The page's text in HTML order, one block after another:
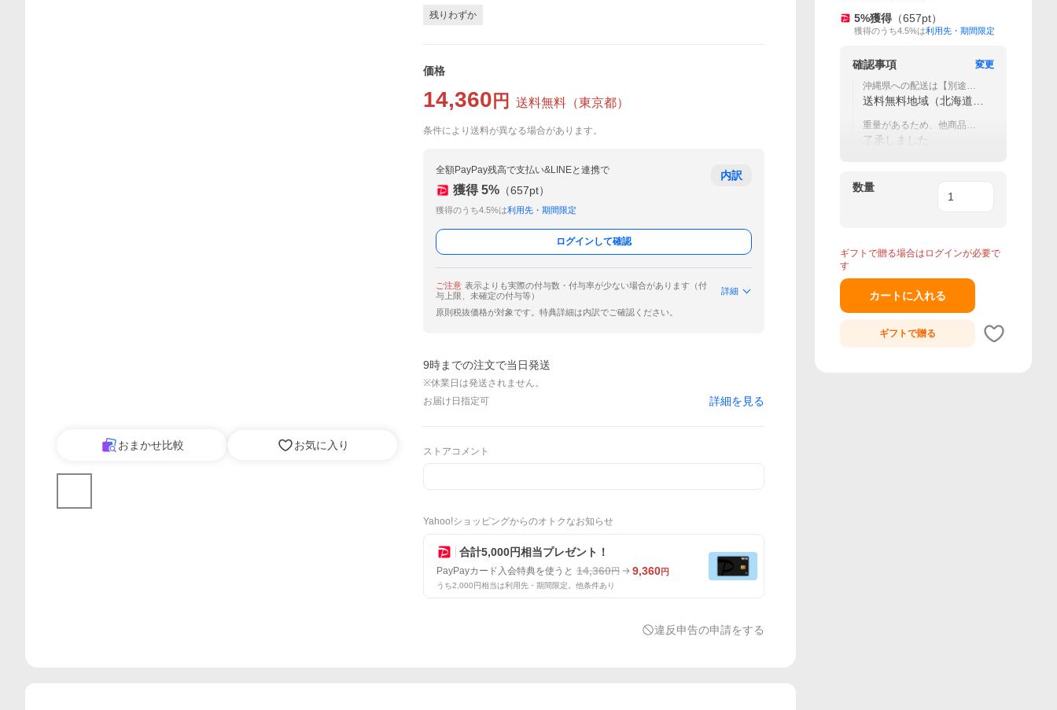
おまかせ比較 お気に入り
残りわずか
価格
14,360 円 送料無料 （東京都）
条件により送料が異なる場合があります。
全額PayPay残高で支払い&LINEと連携で
獲得 5% （657pt）
獲得のうち4.5%は利用先・期間限定
内訳
ログインして確認
ご注意 表示よりも実際の付与数・付与率が少ない場合があります（付
与上限、未確定の付与等）
詳細
原則税抜価格が対象です。特典詳細は内訳でご確認ください。
9時までの注文で当日発送
※休業日は発送されません。
お届け日指定可
詳細を見る
ストアコメント
Yahoo!ショッピングからのオトクなお知らせ
合計5,000円相当プレゼント！
PayPayカード入会特典を使うと 14,360円 9,360円
うち2,000円相当は利用先・期間限定。他条件あり
違反申告の申請をする
5%獲得 （657pt）
獲得のうち4.5%は利用先・期間限定
確認事項
変更
沖縄県への配送は【別途送
料了承済】を選択ください
送料無料地域（北海道〜
重量があるため、他商品と
の同梱不可
了承しました
数量
ギフトで贈る場合はログインが必要で
す
カートに入れる
ギフトで贈る